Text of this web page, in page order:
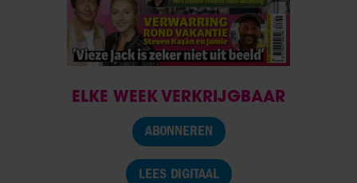
ELKE WEEK VERKRIJGBAAR
ABONNEREN
LEES DIGITAAL